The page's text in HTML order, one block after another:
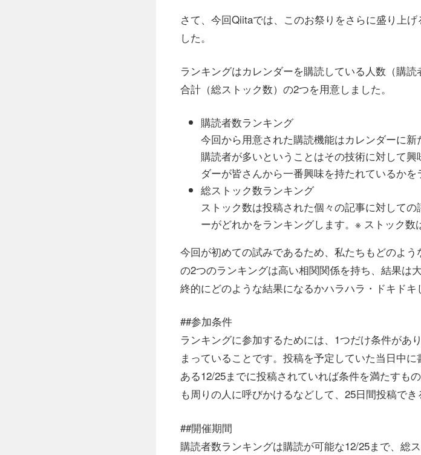
さて、今回Qiitaでは、このお祭りをさらに盛り上
した。
ランキングはカレンダーを購読している人数（購
合計（総ストック数）の2つを用意しました。
購読者数ランキング
今回から用意された購読機能はカレンダーに新
購読者が多いということはその技術に対して
ダーが皆さんから一番興味を持たれているかを
総ストック数ランキング
ストック数は投稿された個々の記事に対して
ーがどれかをランキングします。※ ストック数
今回が初めての試みであるため、私たちもどのよ
の2つのランキングは高い相関関係を持ち、結果は
終的にどのような結果になるかハラハラ・ドキドキ
##参加条件
ランキングに参加するためには、1つだけ条件があ
まっていることです。投稿を予定していた当日中
ある12/25までに投稿されていれば条件を満たすも
も周りの人に呼びかけるなどして、25日間投稿でき
##開催期間
購読者数ランキングは購読が可能な12/25まで、総